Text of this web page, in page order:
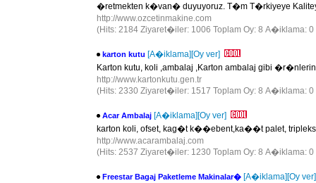
�retmekten k�van� duyuyoruz. T�m T�rkiyeye
http://www.ozcetinmakine.com
(Hits: 2184 Ziyaret�iler: 1006 Toplam Oy: 8 A�iklama:
karton kutu [A�iklama][Oy ver]
Karton kutu, koli ,ambalaj ,Karton ambalaj gibi
http://www.kartonkutu.gen.tr
(Hits: 2330 Ziyaret�iler: 1517 Toplam Oy: 8 A�iklama:
Acar Ambalaj [A�iklama][Oy ver]
karton koli, ofset, kag�t k��ebent,ka��t palet,
http://www.acarambalaj.com
(Hits: 2537 Ziyaret�iler: 1230 Toplam Oy: 8 A�iklama:
Freestar Bagaj Paketleme Makinalar� [A�iklama][Oy ver]